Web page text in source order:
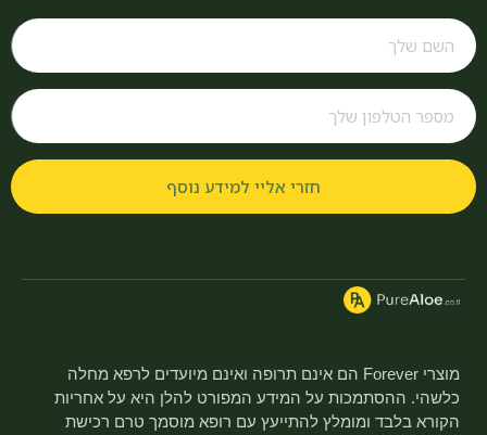
חזרי אליי למידע נוסף
מוצרי Forever הם אינם תרופה ואינם מיועדים לרפא מחלה
כלשהי. ההסתמכות על המידע המפורט להלן היא על אחריות
הקורא בלבד ומומלץ להתייעץ עם רופא מוסמך טרם רכישת